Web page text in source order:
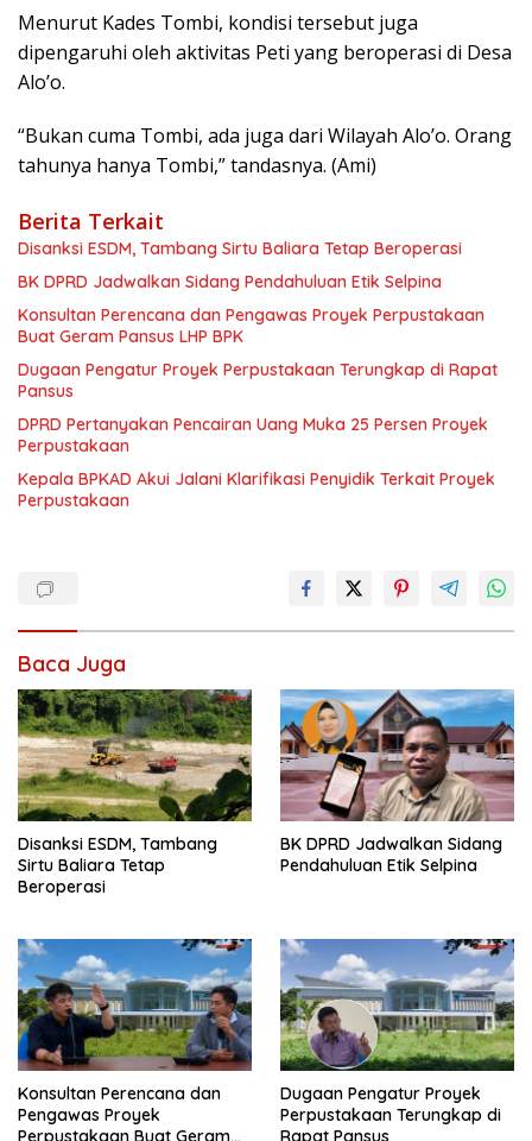
Menurut Kades Tombi, kondisi tersebut juga
dipengaruhi oleh aktivitas Peti yang beroperasi di Desa
Alo’o.
“Bukan cuma Tombi, ada juga dari Wilayah Alo’o. Orang
tahunya hanya Tombi,” tandasnya. (Ami)
Berita Terkait
Disanksi ESDM, Tambang Sirtu Baliara Tetap Beroperasi
BK DPRD Jadwalkan Sidang Pendahuluan Etik Selpina
Konsultan Perencana dan Pengawas Proyek Perpustakaan
Buat Geram Pansus LHP BPK
Dugaan Pengatur Proyek Perpustakaan Terungkap di Rapat
Pansus
DPRD Pertanyakan Pencairan Uang Muka 25 Persen Proyek
Perpustakaan
Kepala BPKAD Akui Jalani Klarifikasi Penyidik Terkait Proyek
Perpustakaan
Baca Juga
Disanksi ESDM, Tambang
Sirtu Baliara Tetap
Beroperasi
BK DPRD Jadwalkan Sidang
Pendahuluan Etik Selpina
Konsultan Perencana dan
Pengawas Proyek
Perpustakaan Buat Geram
Dugaan Pengatur Proyek
Perpustakaan Terungkap di
Rapat Pansus